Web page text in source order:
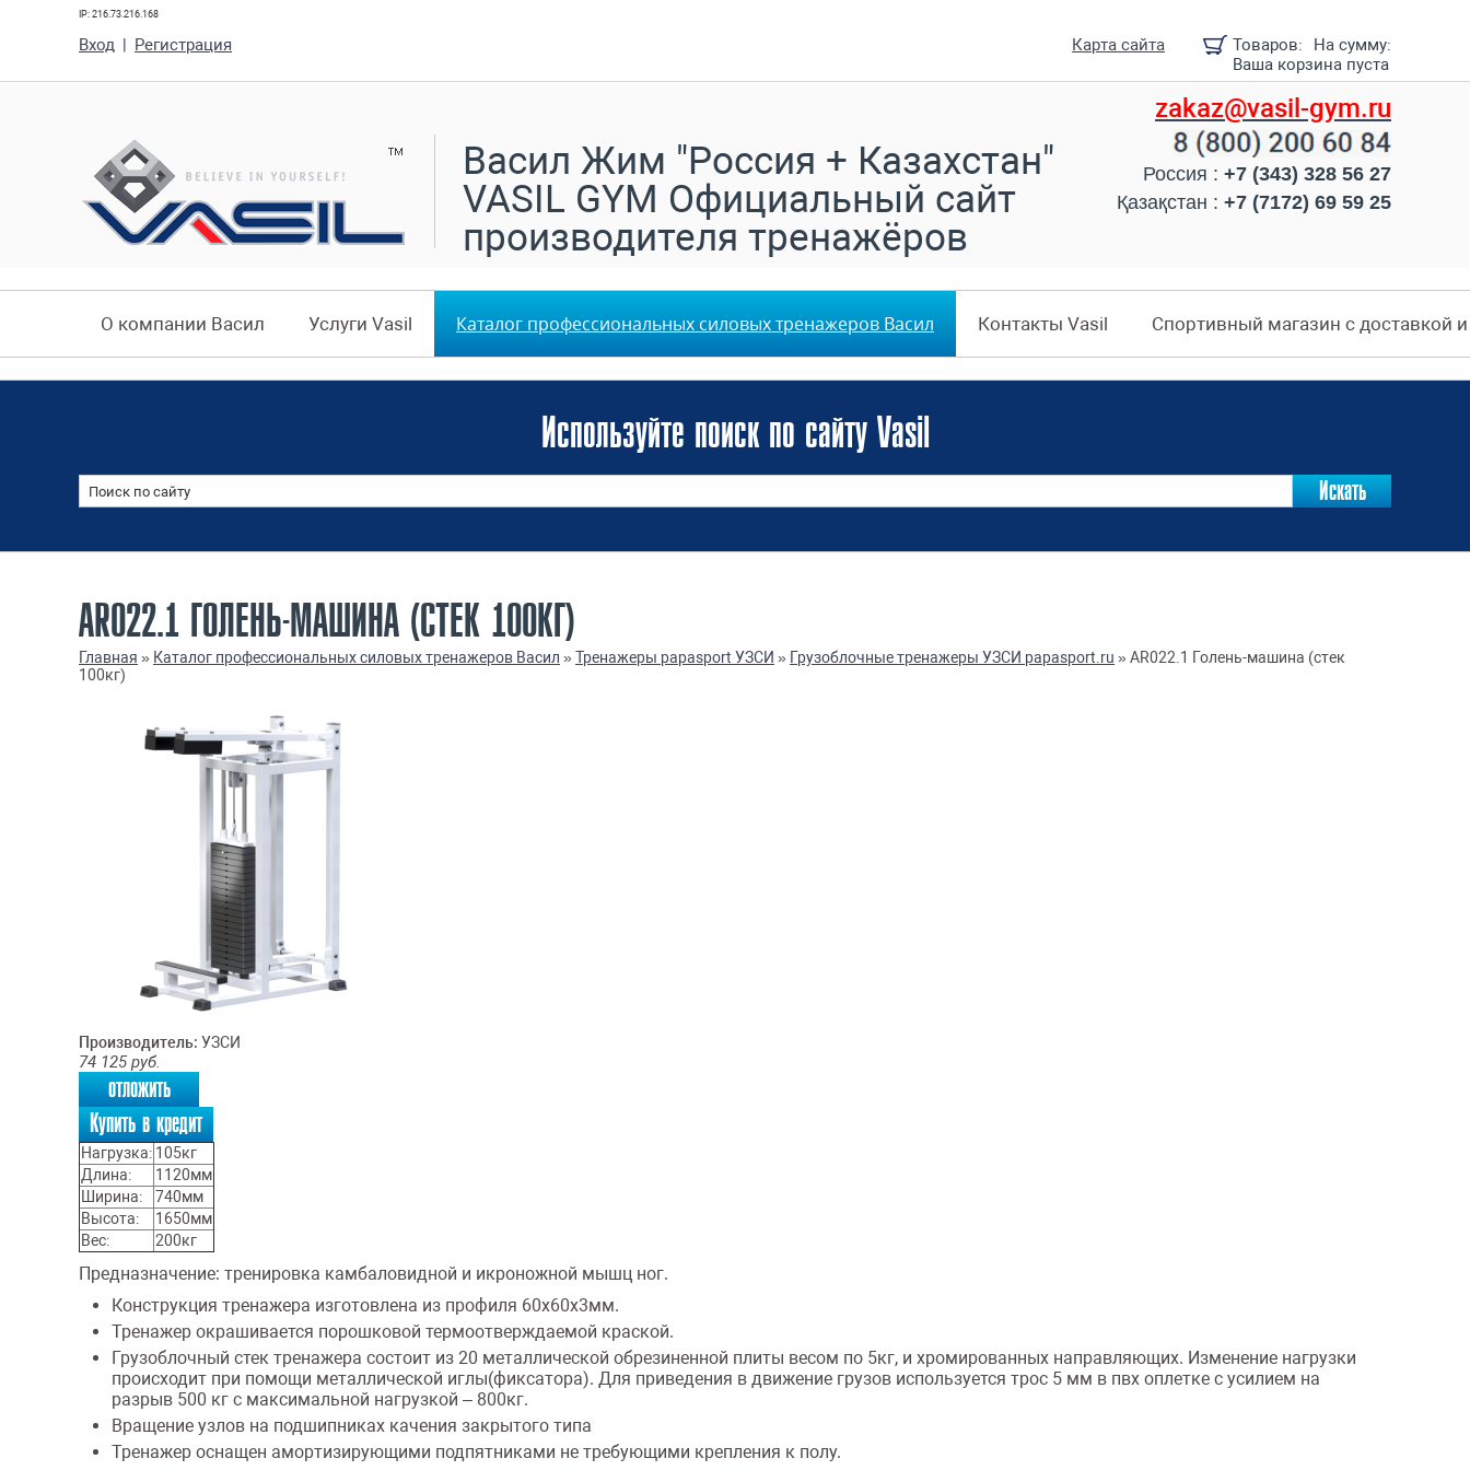
IP: 216.73.216.168
Товаров:
На сумму:
Ваша корзина пуста
Карта сайта
Вход | Регистрация
zakaz@vasil-gym.ru
Россия : +7 (343) 328 56 27
Қазақстан : +7 (7172) 69 59 25
Васил Жим "Россия + Казахстан"
VASIL GYM Официальный сайт
производителя тренажёров
О компании Васил Услуги Vasil Каталог профессиональных силовых тренажеров Васил Контакты Vasil Спортивный магазин с доставкой
Используйте поиск по сайту Vasil
AR022.1 ГОЛЕНЬ-МАШИНА (СТЕК 100КГ)
Главная » Каталог профессиональных силовых тренажеров Васил »Тренажеры papasport УЗСИ » Грузоблочные тренажеры УЗСИ papasport.ru »AR022.1 Голень-машина (стек
100кг)
Производитель: УЗСИ
74 125 руб.
отложить
Купить в кредит
Нагрузка: 105кг
Длина:
1120мм
Ширина:
740мм
Высота:
1650мм
Вес:
200кг
Предназначение: тренировка камбаловидной и икроножной мышц ног.
Конструкция тренажера изготовлена из профиля 60х60х3мм.
Тренажер окрашивается порошковой термоотверждаемой краской.
Грузоблочный стек тренажера состоит из 20 металлической обрезиненной плиты весом по 5кг, и хромированных направляющих. Изменение нагрузки
происходит при помощи металлической иглы(фиксатора). Для приведения в движение грузов используется трос 5 мм в пвх оплетке с усилием на
разрыв 500 кг с максимальной нагрузкой – 800кг.
Вращение узлов на подшипниках качения закрытого типа
Тренажер оснащен амортизирующими подпятниками не требующими крепления к полу.